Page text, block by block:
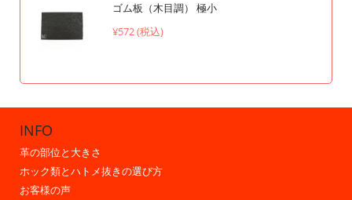
ゴム板（木目調） 極小
¥572 (税込)
INFO
革の部位と大きさ
ホック類とハトメ抜きの選び方
お客様の声